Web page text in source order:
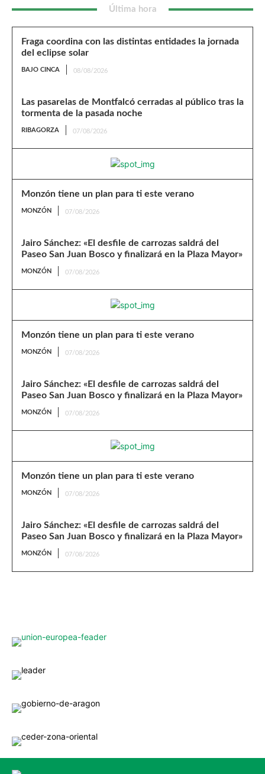
Última hora
Fraga coordina con las distintas entidades la jornada
del eclipse solar
BAJO CINCA 08/08/2026
Las pasarelas de Montfalcó cerradas al público tras la
tormenta de la pasada noche
RIBAGORZA 07/08/2026
Monzón tiene un plan para ti este verano
MONZÓN 07/08/2026
Jairo Sánchez: «El desfile de carrozas saldrá del
Paseo San Juan Bosco y finalizará en la Plaza Mayor»
MONZÓN 07/08/2026
Monzón tiene un plan para ti este verano
MONZÓN 07/08/2026
Jairo Sánchez: «El desfile de carrozas saldrá del
Paseo San Juan Bosco y finalizará en la Plaza Mayor»
MONZÓN 07/08/2026
Monzón tiene un plan para ti este verano
MONZÓN 07/08/2026
Jairo Sánchez: «El desfile de carrozas saldrá del
Paseo San Juan Bosco y finalizará en la Plaza Mayor»
MONZÓN 07/08/2026